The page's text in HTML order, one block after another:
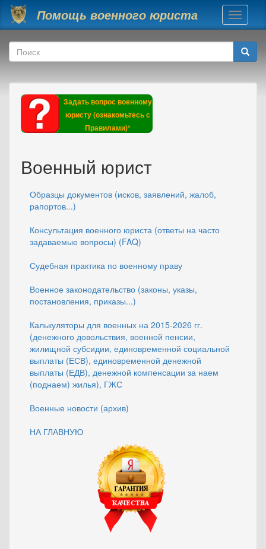
Перейти к основному содержанию
Помощь военного юриста
Toggle
Форма поиска
Поиск
Задать вопрос военному
юристу (ознакомьтесь с
Правилами)*
Военный юрист
Образцы документов (исков, заявлений, жалоб,
рапортов...)
Консультация военного юриста (ответы на часто
задаваемые вопросы) (FAQ)
Судебная практика по военному праву
Военное законодательство (законы, указы,
постановления, приказы...)
Калькуляторы для военных на 2015-2026 гг.
(денежного довольствия, военной пенсии,
жилищной субсидии, единовременной социальной
выплаты (ЕСВ), единовременной денежной
выплаты (ЕДВ), денежной компенсации за наем
(поднаем) жилья), ГЖС
Военные новости (архив)
НА ГЛАВНУЮ